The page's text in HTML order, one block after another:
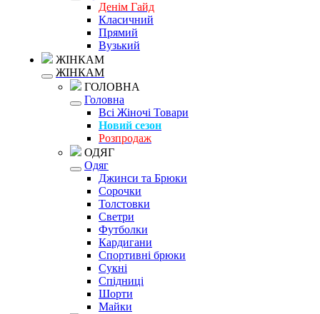
Денім Гайд
Класичний
Прямий
Вузький
ЖІНКАМ
ЖІНКАМ
ГОЛОВНА
Головна
Всі Жіночі Товари
Новий сезон
Розпродаж
ОДЯГ
Одяг
Джинси та Брюки
Сорочки
Толстовки
Светри
Футболки
Кардигани
Спортивні брюки
Сукні
Спідниці
Шорти
Майки